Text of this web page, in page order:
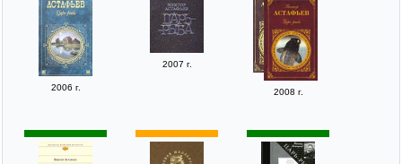
2006 г.
2007 г.
2008 г.